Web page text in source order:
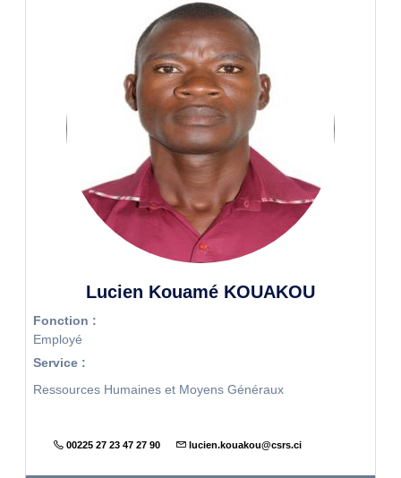
Lucien Kouamé KOUAKOU
Fonction :
Employé
Service :
Ressources Humaines et Moyens Généraux
00225 27 23 47 27 90 lucien.kouakou@csrs.ci